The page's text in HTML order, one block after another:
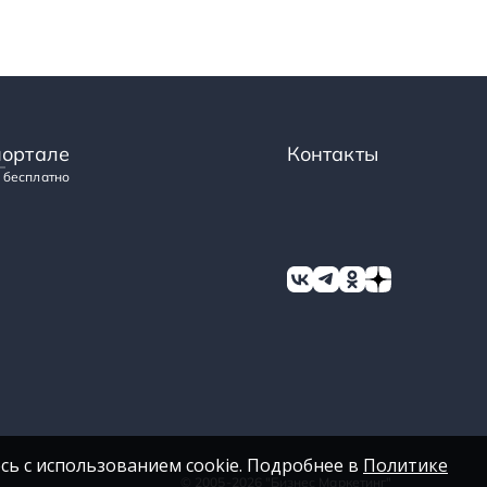
Контакты
с использованием cookie. Подробнее в Политике